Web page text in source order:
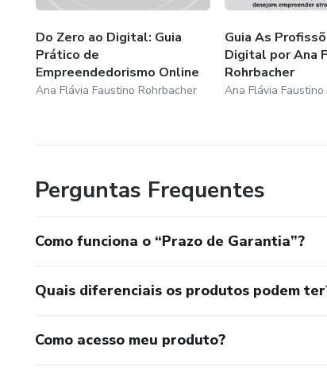
Eu acredito que trabalhar em casa, utilizando as
realização e felicidade da sua família.
Bem vindo ao nosso mundo: empreendedor, digital,
Do Zero ao Digital: Guia
Prático de
Empreendedorismo Online
Ana Flávia Faustino Rohrbacher
Guia As
Digital por Ana
Rohrbacher
Ana Flávia
Perguntas Frequentes
Como funciona o “Prazo de Garantia”?
Quais diferenciais os produtos podem
Como acesso meu produto?